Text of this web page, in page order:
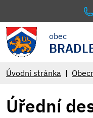
obec
Úvodní stránka
Úřední